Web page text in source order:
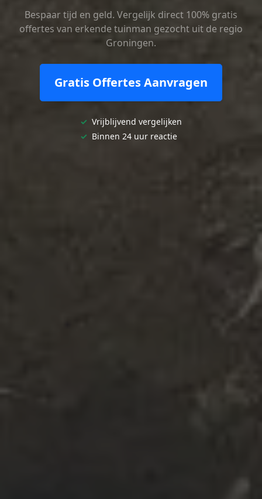
Bespaar tijd en geld. Vergelijk direct 100% gratis
offertes van erkende tuinman gezocht uit de regio
Groningen.
Gratis Offertes Aanvragen
✓ Vrijblijvend vergelijken
✓ Binnen 24 uur reactie